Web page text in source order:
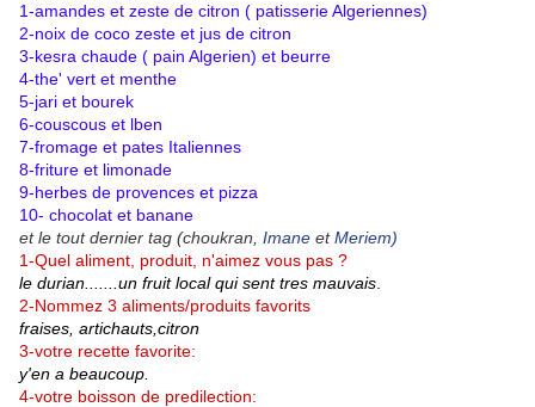
1-amandes et zeste de citron ( patisserie Algeriennes)
2-noix de coco zeste et jus de citron
3-kesra chaude ( pain Algerien) et beurre
4-the' vert et menthe
5-jari et bourek
6-couscous et lben
7-fromage et pates Italiennes
8-friture et limonade
9-herbes de provences et pizza
10- chocolat et banane
et le tout dernier tag (choukran, Imane etMeriem)
1-Quel aliment, produit, n'aimez vous pas ?
le durian.......un fruit local qui sent tres mauvais
2-Nommez 3 aliments/produits favorits
fraises, artichauts,citron
3-votre recette favorite:
y'en a beaucoup.
4-votre boisson de predilection: